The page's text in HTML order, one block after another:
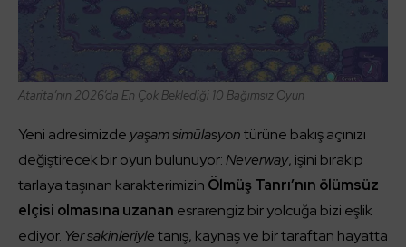
Atarita’nın 2026’da En Çok Beklediği 10 Bağımsız Oyun
Yeni adresimizde yaşam simülasyontürüne bakış açınızı
değiştirecek bir oyun bulunuyor:Neverway, işini bırakıp
tarlaya taşınan karakterimizin Ölmüş Tanrı’nın ölümsüz
elçisi olmasına uzanan esrarengiz bir yolcuğa bizi eşlik
ediyor. Yer sakinleriyletanış, kaynaş ve bir taraftan hayatta